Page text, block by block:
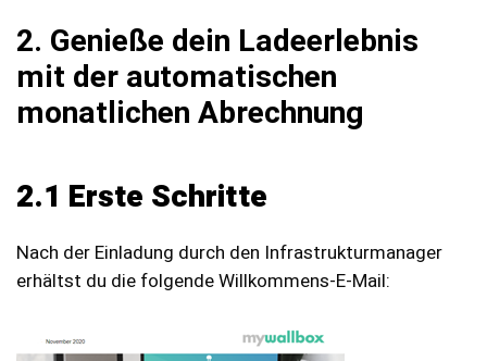
2. Genieße dein Ladeerlebnis
mit der automatischen
monatlichen Abrechnung
2.1 Erste Schritte
Nach der Einladung durch den Infrastrukturmanager
erhältst du die folgende Willkommens-E-Mail: